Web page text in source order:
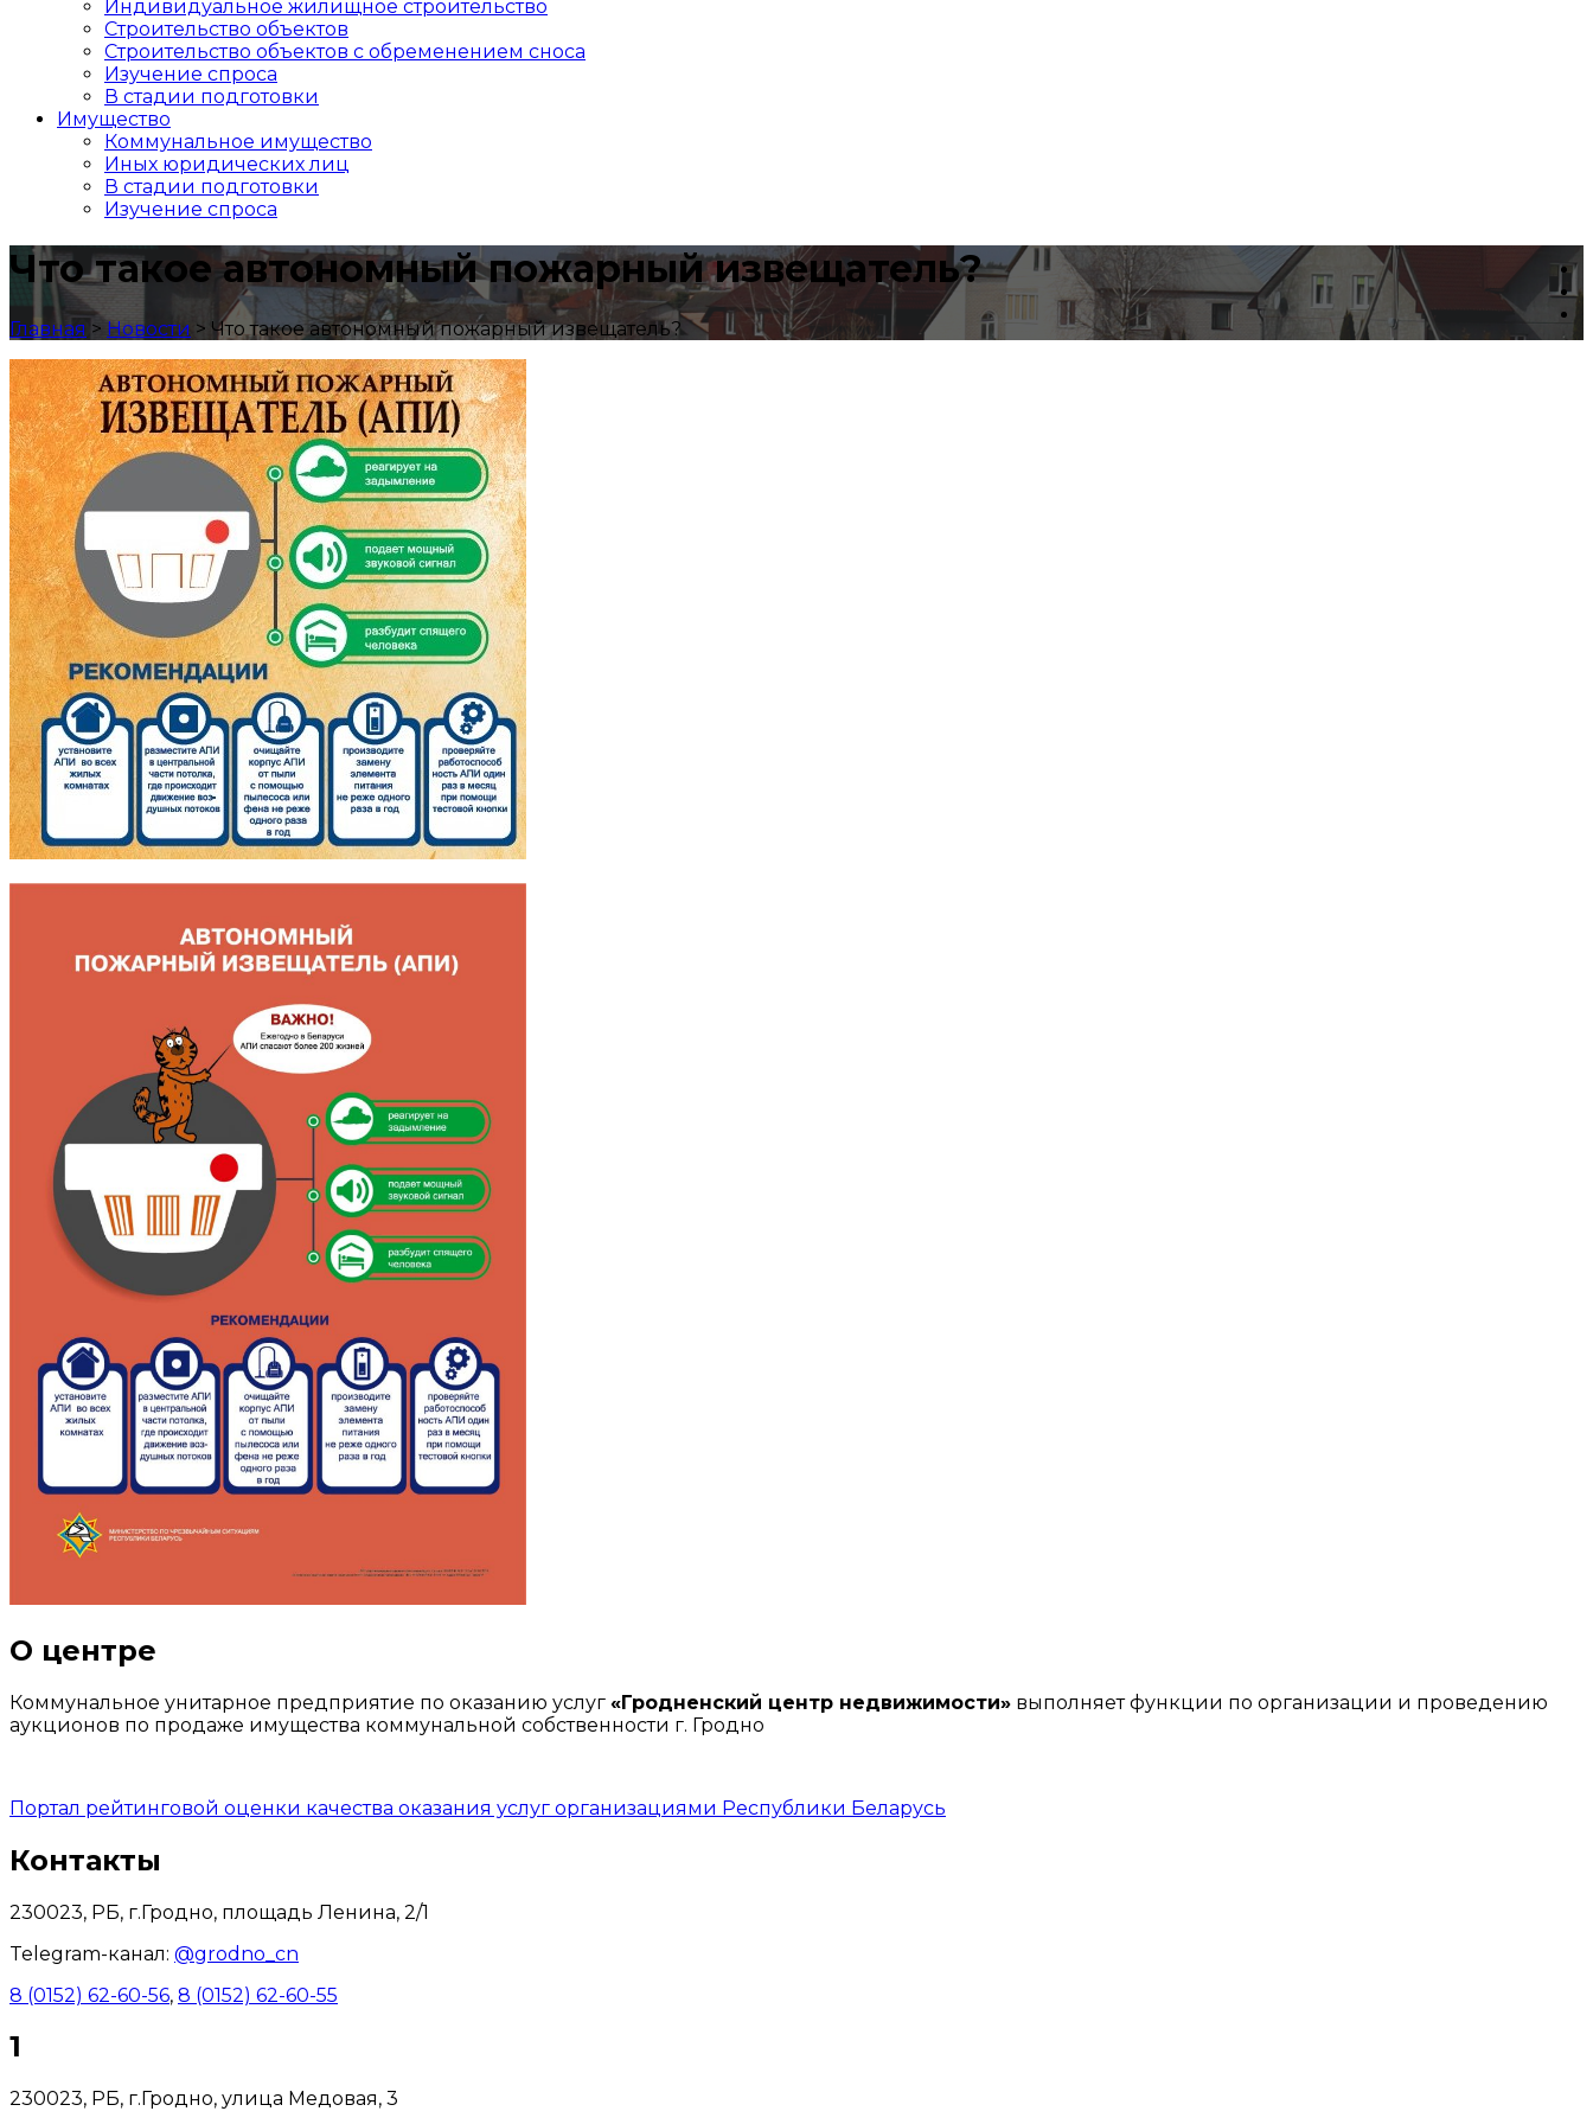
Индивидуальное жилищное строительство
Строительство объектов
Cтроительство объектов с обременением сноса
Изучение спроса
В стадии подготовки
Имущество
Коммунальное имущество
Иных юридических лиц
В стадии подготовки
Изучение спроса
Что такое автономный пожарный извещатель?
Главная > Новости > Что такое автономный пожарный извещатель?
О центре
Коммунальное унитарное предприятие по оказанию услуг «Гродненский центр недвижимости» выполняет функции по организации и проведению
аукционов по продаже имущества коммунальной собственности г. Гродно
Портал рейтинговой оценки качества оказания услуг организациями Республики Беларусь
Контакты
230023, РБ, г.Гродно, площадь Ленина, 2/1
Telegram-канал: @grodno_cn
8 (0152) 62-60-56, 8 (0152) 62-60-55
1
230023, РБ, г.Гродно, улица Медовая, 3